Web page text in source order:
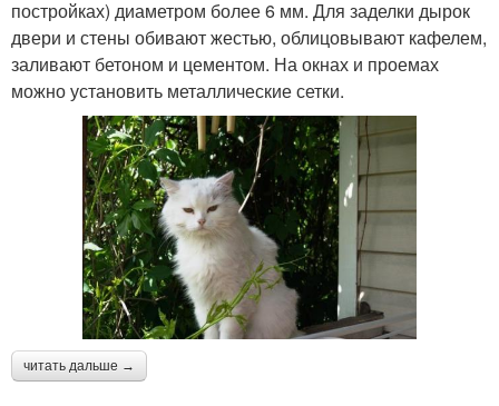
постройках) диаметром более 6 мм. Для заделки дырок
двери и стены обивают жестью, облицовывают кафелем,
заливают бетоном и цементом. На окнах и проемах
можно установить металлические сетки.
читать дальше →